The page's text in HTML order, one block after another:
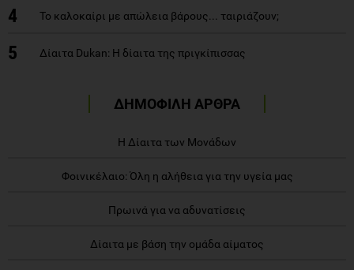
4 Το καλοκαίρι με απώλεια βάρους... ταιριάζουν;
5 Δίαιτα Dukan: H δίαιτα της πριγκίπισσας
ΔΗΜΟΦΙΛΗ ΑΡΘΡΑ
Η Δίαιτα των Μονάδων
Φοινικέλαιο: Όλη η αλήθεια για την υγεία μας
Πρωινά για να αδυνατίσεις
Δίαιτα με βάση την ομάδα αίματος